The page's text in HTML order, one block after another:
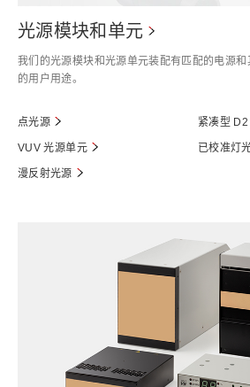
光源模块和单元
我们的光源模块和光源单元装配有匹配的电源
的用户用途。
点光源 紧凑型
VUV 光源单元 已校准灯
漫反射光源